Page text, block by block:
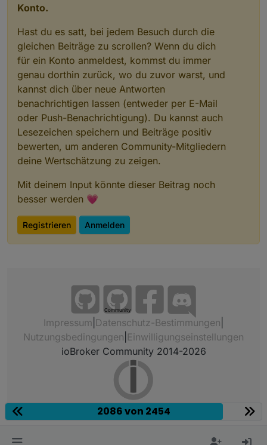
Konto.
Hast du es satt, bei jedem Besuch durch die
gleichen Beiträge zu scrollen? Wenn du dich
für ein Konto anmeldest, kommst du immer
genau dorthin zurück, wo du zuvor warst, und
kannst dich über neue Antworten
benachrichtigen lassen (entweder per E-Mail
oder Push-Benachrichtigung). Du kannst auch
Lesezeichen speichern und Beiträge positiv
bewerten, um anderen Community-Mitgliedern
deine Wertschätzung zu zeigen.
Mit deinem Input könnte dieser Beitrag noch
besser werden 💗
Registrieren Anmelden
Community
Impressum Datenschutz-Bestimmungen
Nutzungsbedingungen Einwilligungseinstellungen
ioBroker Community 2014-2026
2086 von 2454